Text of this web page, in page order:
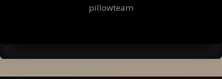
pillowteam